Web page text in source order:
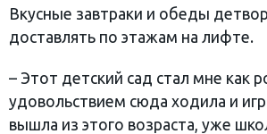
Вкусные завтраки и обеды
доставлять по этажам на лифте.
– Этот детский сад стал мне как
удовольствием сюда ходила и
вышла из этого возраста, уже